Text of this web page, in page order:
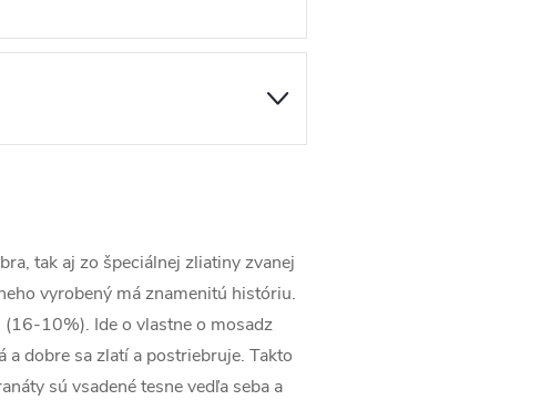
tak aj zo špeciálnej zliatiny zvanej
vyrobený má znamenitú históriu.
10%). Ide o vlastne o mosadz
dobre sa zlatí a postriebruje. Takto
sú vsadené tesne vedľa seba a